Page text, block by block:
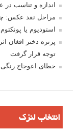
اندازه و تناسب
مراحل نقد عکس:
استودیوم یا
پرتره دختر افغان
توجه قرار گرفت
خطای اعوجاج رنگی
انتخاب لنزک